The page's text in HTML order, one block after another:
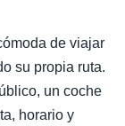
de viajar
su propia ruta.
un coche
horario y